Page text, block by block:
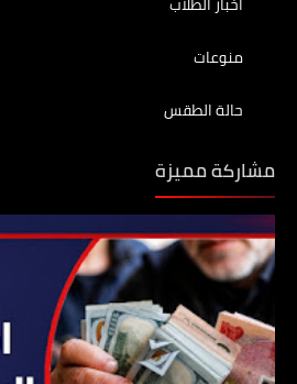
منوعات
حالة الطقس
مشاركة مميزة